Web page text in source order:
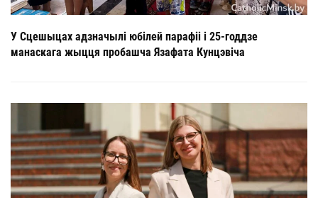
У Сцешыцах адзначылі юбілей парафіі і 25-годдзе
манаскага жыцця пробашча Язафата Кунцэвіча